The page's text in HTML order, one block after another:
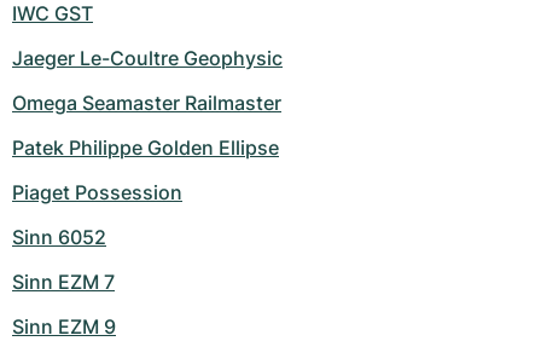
IWC GST
Jaeger Le-Coultre Geophysic
Omega Seamaster Railmaster
Patek Philippe Golden Ellipse
Piaget Possession
Sinn 6052
Sinn EZM 7
Sinn EZM 9